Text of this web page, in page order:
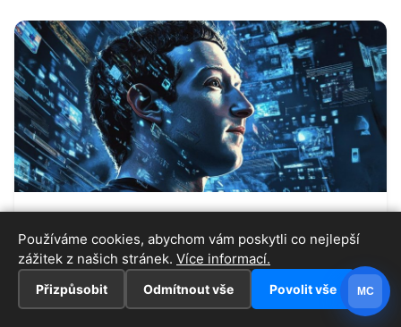
Osobní AI agent pro každého do pěti
let? Zuckerberg předpovídá
budoucnost ve chvíli, kdy Metě
zmizelo 91 % volné hotovosti
Používáme cookies, abychom vám poskytli co nejlepší
zážitek z našich stránek. Více informací.
Přizpůsobit Odmítnout vše Povolit vše MC